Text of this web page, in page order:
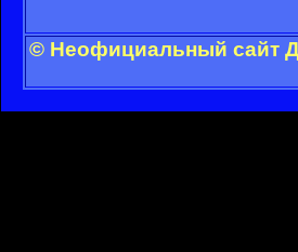
© Неофициальный сайт